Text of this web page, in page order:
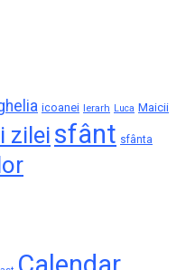
icoanei Ierarh Luca Maicii
zilei sfânt sfânta